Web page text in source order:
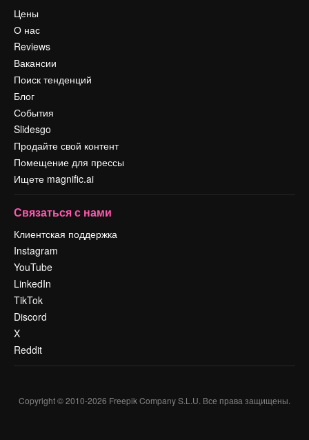
Цены
О нас
Reviews
Вакансии
Поиск тенденций
Блог
События
Slidesgo
Продайте свой контент
Помещение для прессы
Ищете magnific.ai
Связаться с нами
Клиентская поддержка
Instagram
YouTube
LinkedIn
TikTok
Discord
X
Reddit
Copyright © 2010-2026 Freepik Company S.L.U. Все права защищены.